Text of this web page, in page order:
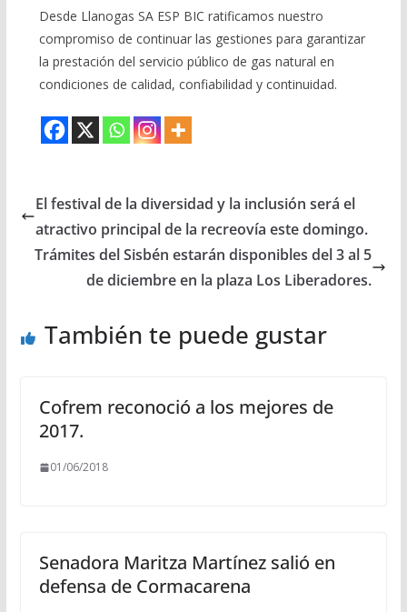
Desde Llanogas SA ESP BIC ratificamos nuestro
compromiso de continuar las gestiones para garantizar
la prestación del servicio público de gas natural en
condiciones de calidad, confiabilidad y continuidad.
El festival de la diversidad y la inclusión será el
atractivo principal de la recreovía este domingo.
Trámites del Sisbén estarán disponibles del 3 al 5
de diciembre en la plaza Los Liberadores.
También te puede gustar
Cofrem reconoció a los mejores de
2017.
01/06/2018
Senadora Maritza Martínez salió en
defensa de Cormacarena